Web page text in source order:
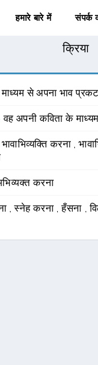
हमारे बारे में संपर्क
क्रिया
माध्यम से अपना भाव
वह अपनी कविता के
भावाभिव्यक्ति करना ,
करना
,स्नेह करना ,हँसना ,